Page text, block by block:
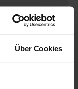
Über Cookies